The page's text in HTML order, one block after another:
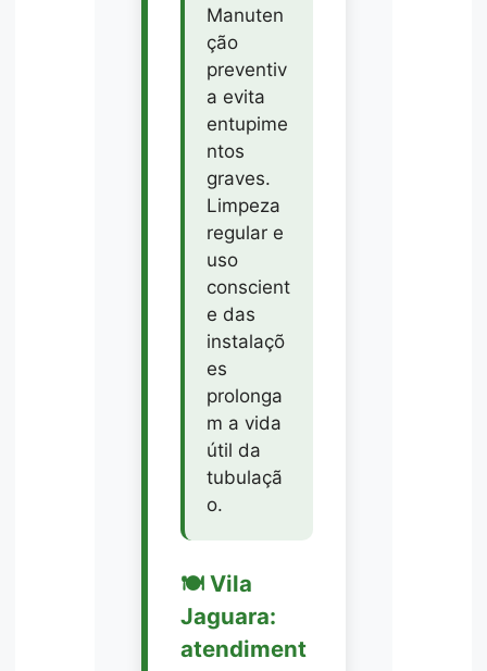
Manuten
ção
preventiv
a evita
entupime
ntos
graves.
Limpeza
regular e
uso
conscient
e das
instalaçõ
es
prolonga
m a vida
útil da
tubulaçã
o.
🍽️ Vila
Jaguara:
atendiment